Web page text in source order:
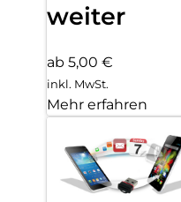
weiter
ab 5,00 €
inkl. MwSt.
Mehr erfahren